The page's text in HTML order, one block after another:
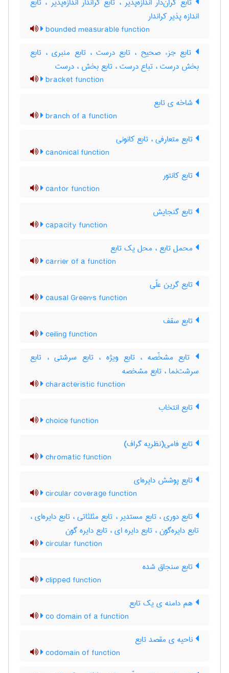
اندازه پذیر کراندار
bounded measurable function
تابع جزء صحیح ، تابع درست ، تابع منبری ، تابع
بخش درست ، تباع درست ، تابع بخش ، درست
bracket function
شاخه ی تابع
branch of a function
تابع متعارفی ، تابع کانونی
canonical function
تابع کانتور
cantor function
تابع گنجایش
capacity function
محمل تابع ، محل یک تابع
carrier of a function
تابع گرین علّی
causal Green's function
تابع سقف
ceiling function
تابع مشخّصه ، تابع ویژه ، تابع سرشتی ، تابع
سرشت‌نما ، تابع مشخصه
characteristic function
تابع انتخاب
choice function
تابع فامی(نظریه گراف)
chromatic function
تابع پوشش دایره‌ای
circular coverage function
تابع دوری ، تابع مستدیر ، تابع مثلثاتی ، تابع دایره‌ای ،
تابع دایره‌گون ، تابع دایره ای ، تابع دایره گون
circular function
تابع سنجاق شده
clipped function
هم دامنه ی یک تابع
co domain of a function
ناحیه ی مقصد تابع
codomain of function